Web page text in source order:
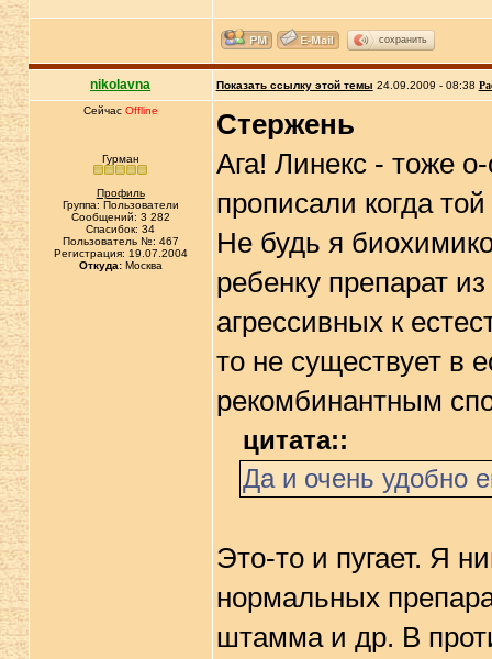
сохранить
nikolavna Показать ссылку этой темы 24.09.2009 - 08:38
Сейчас Offline
Гурман
Профиль
Группа: Пользователи
Сообщений: 3 282
Спасибок: 34
Пользователь №: 467
Регистрация: 19.07.2004
Откуда:Москва
Стержень
Ага! Линекс - тоже
прописали когда
Не будь я
ребенку препарат
агрессивных к
то не существует в
рекомбинантным
цитата::
Да и очень удобно
Это-то и пугает. Я
нормальных
штамма и др. В